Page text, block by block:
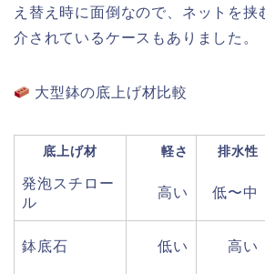
え替え時に面倒なので、ネットを挟
介されているケースもありました。
大型鉢の底上げ材比較
底上げ材 軽さ 排水性
発泡スチロー
ル
高い 低〜中
鉢底石 低い 高い